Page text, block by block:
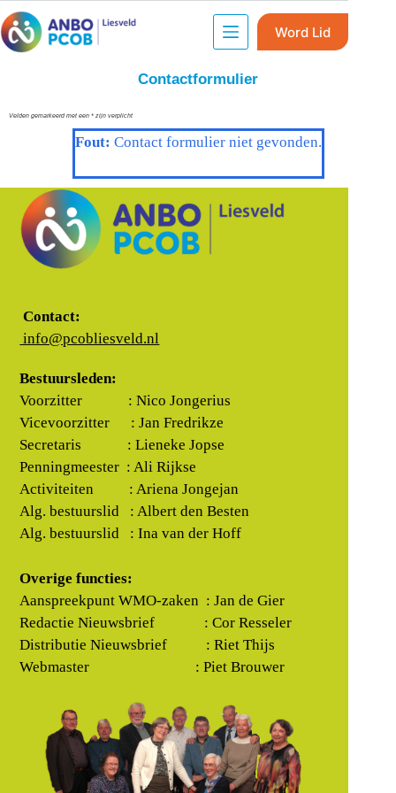
Word Lid
Contactformulier
Velden gemarkeerd met een * zijn verplicht
Fout: Contact formulier niet gevonden.
Contact:
info@pcobliesveld.nl
Bestuursleden:
Voorzitter : Nico Jongerius
Vicevoorzitter : Jan Fredrikze
Secretaris : Lieneke Jopse
Penningmeester : Ali Rijkse
Activiteiten : Ariena Jongejan
Alg. bestuurslid : Albert den Besten
Alg. bestuurslid : Ina van der Hoff
Overige functies:
Aanspreekpunt WMO-zaken : Jan de Gier
Redactie Nieuwsbrief : Cor Resseler
Distributie Nieuwsbrief : Riet Thijs
Webmaster : Piet Brouwer